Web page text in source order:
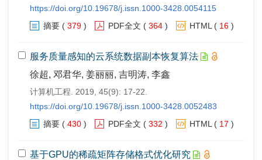
https://doi.org/10.19678/j.issn.1000-3428.0054115
摘要 ( 379 ) PDF全文 ( 364 ) HTML ( 16 )
服务质量感知的云系统数据副本恢复算法
徐超, 邓君华, 姜丽丽, 吉明涛, 李鑫
计算机工程. 2019, 45(9): 17-22.
https://doi.org/10.19678/j.issn.1000-3428.0052483
摘要 ( 430 ) PDF全文 ( 332 ) HTML ( 17 )
基于GPU的稀疏矩阵存储格式优化研究